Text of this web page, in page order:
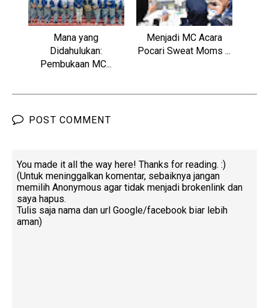
Mana yang
Didahulukan:
Pembukaan MC...
Menjadi MC Acara
Pocari Sweat Moms ...
POST COMMENT
You made it all the way here! Thanks for reading. :)
(Untuk meninggalkan komentar, sebaiknya jangan
memilih Anonymous agar tidak menjadi brokenlink dan
saya hapus.
Tulis saja nama dan url Google/facebook biar lebih
aman)